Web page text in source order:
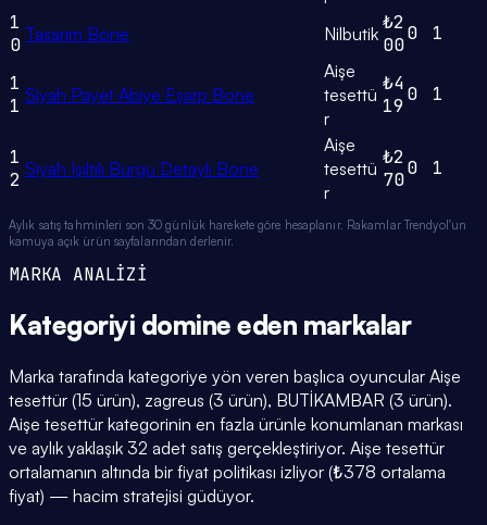
1
0 Tasarım Bone Nilbutik ₺2
00
0 1
1
1 Siyah Payet Abiye Eşarp Bone
Aişe
tesettü
r
₺4
19
0 1
1
2 Siyah Işıltılı Burgu Detaylı Bone
Aişe
tesettü
r
₺2
70
0 1
Aylık satış tahminleri son 30 günlük harekete göre hesaplanır. Rakamlar Trendyol'un
kamuya açık ürün sayfalarından derlenir.
MARKA ANALİZİ
Kategoriyi domine eden markalar
Marka tarafında kategoriye yön veren başlıca oyuncular Aişe
tesettür (15 ürün), zagreus (3 ürün), BUTİKAMBAR (3 ürün).
Aişe tesettür kategorinin en fazla ürünle konumlanan markası
ve aylık yaklaşık 32 adet satış gerçekleştiriyor. Aişe tesettür
ortalamanın altında bir fiyat politikası izliyor (₺378 ortalama
fiyat) — hacim stratejisi güdüyor.